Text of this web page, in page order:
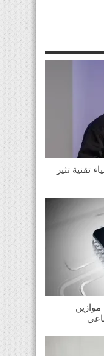
إحياء تقنية تثير
موازين